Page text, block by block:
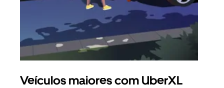
Veículos maiores com UberXL